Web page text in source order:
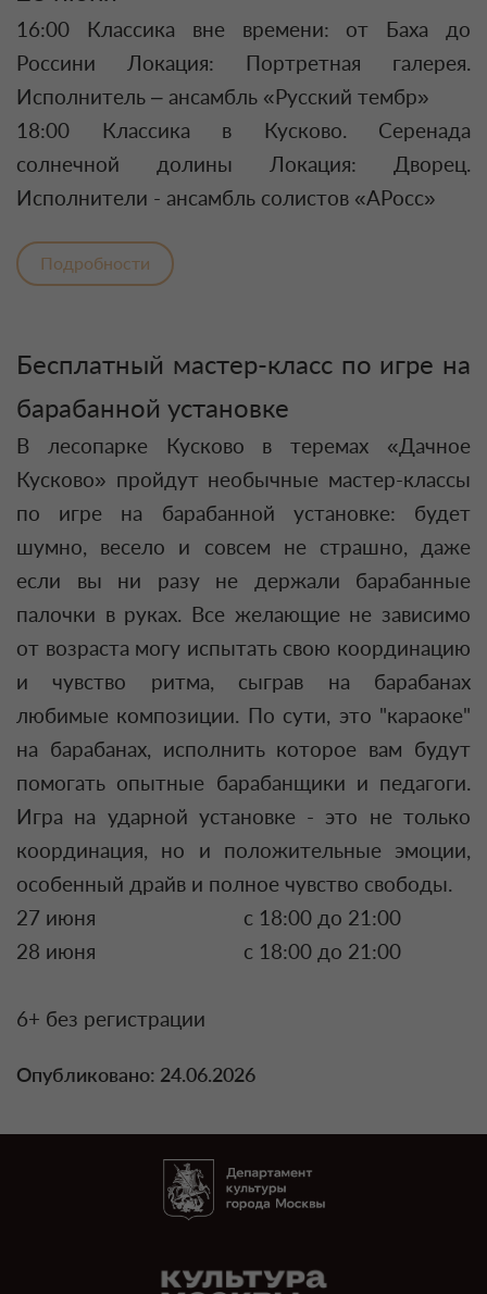
16:00 Классика вне времени: от Баха до
Россини Локация: Портретная галерея.
Исполнитель – ансамбль «Русский тембр»
18:00 Классика в Кусково. Серенада
солнечной долины Локация: Дворец.
Исполнители - ансамбль солистов «АРосс»
Подробности
Бесплатный мастер-класс по игре на
барабанной установке
В лесопарке Кусково в теремах «Дачное
Кусково» пройдут необычные мастер-классы
по игре на барабанной установке: будет
шумно, весело и совсем не страшно, даже
если вы ни разу не держали барабанные
палочки в руках. Все желающие не зависимо
от возраста могу испытать свою координацию
и чувство ритма, сыграв на барабанах
любимые композиции. По сути, это "караоке"
на барабанах, исполнить которое вам будут
помогать опытные барабанщики и педагоги.
Игра на ударной установке - это не только
координация, но и положительные эмоции,
особенный драйв и полное чувство свободы.
27 июня
с 18:00 до 21:00
28 июня
с 18:00 до 21:00
6+ без регистрации
Опубликовано: 24.06.2026